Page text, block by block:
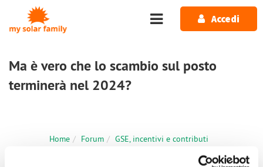
Salta al contenuto principale
Accedi
Ma è vero che lo scambio sul posto
terminerà nel 2024?
Home Forum
GSE, incentivi e contributi
Ma è vero che lo scambio sul posto terminerà nel 2024?